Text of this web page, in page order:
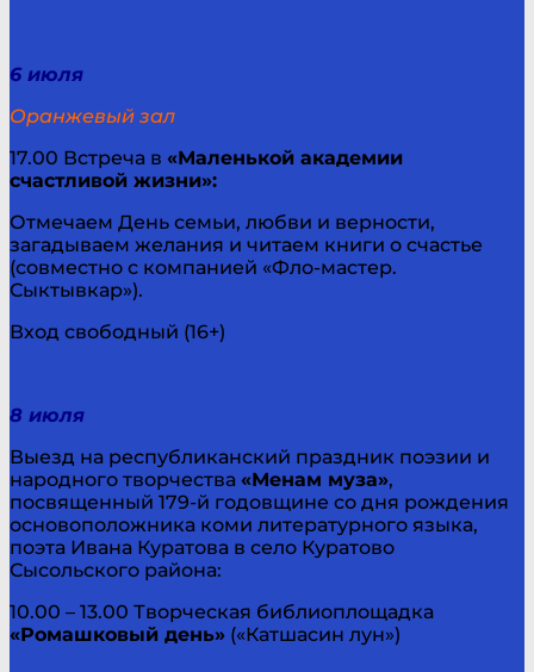
6 июля
Оранжевый зал
17.00 Встреча в «Маленькой академии
счастливой жизни»:
Отмечаем День семьи, любви и верности,
загадываем желания и читаем книги о счастье
(совместно с компанией «Фло-мастер.
Сыктывкар»).
Вход свободный (16+)
8 июля
Выезд на республиканский праздник поэзии и
народного творчества «Менам муза»,
посвященный 179-й годовщине со дня рождения
основоположника коми литературного языка,
поэта Ивана Куратова в село Куратово
Сысольского района:
10.00 – 13.00 Творческая библиоплощадка
«Ромашковый день» («Катшасин лун»)